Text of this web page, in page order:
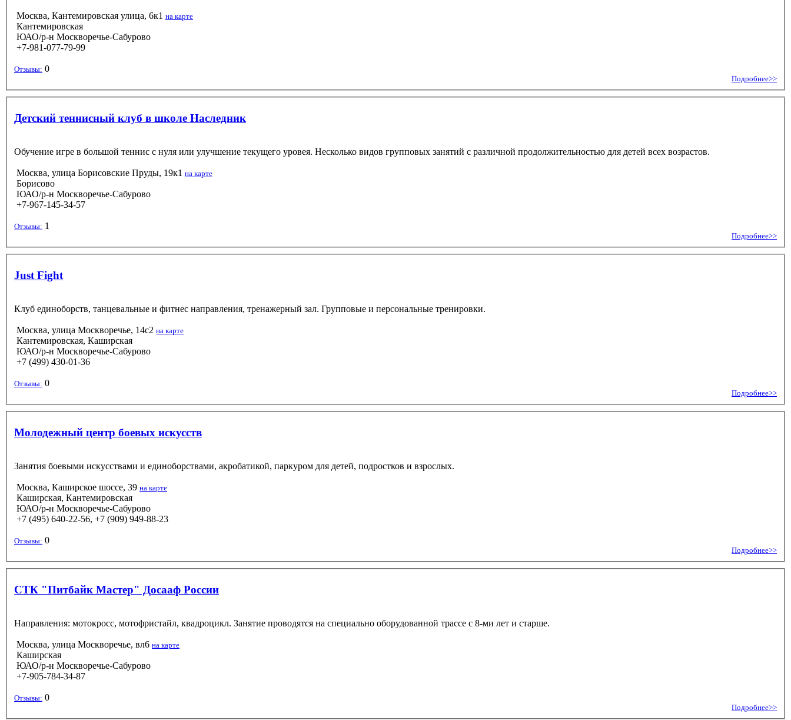
Москва, Кантемировская улица, 6к1 на карте
Кантемировская
ЮАО/р-н Москворечье-Сабурово
+7-981-077-79-99
Отзывы: 0
Подробнее>>
Детский теннисный клуб в школе Наследник
Обучение игре в большой теннис с нуля или улучшение текущего уровея. Несколько видов групповых занятий с различной продолжительностью для детей всех возрастов.
Москва, улица Борисовские Пруды, 19к1 на карте
Борисово
ЮАО/р-н Москворечье-Сабурово
+7-967-145-34-57
Отзывы: 1
Подробнее>>
Just Fight
Клуб единоборств, танцевальные и фитнес направления, тренажерный зал. Групповые и персональные тренировки.
Москва, улица Москворечье, 14с2 на карте
Кантемировская, Каширская
ЮАО/р-н Москворечье-Сабурово
+7 (499) 430-01-36
Отзывы: 0
Подробнее>>
Молодежный центр боевых искусств
Занятия боевыми искусствами и единоборствами, акробатикой, паркуром для детей, подростков и взрослых.
Москва, Каширское шоссе, 39 на карте
Каширская, Кантемировская
ЮАО/р-н Москворечье-Сабурово
+7 (495) 640-22-56, +7 (909) 949-88-23
Отзывы: 0
Подробнее>>
СТК "Питбайк Мастер" Досааф России
Направления: мотокросс, мотофристайл, квадроцикл. Занятие проводятся на специально оборудованной трассе с 8-ми лет и старше.
Москва, улица Москворечье, вл6 на карте
Каширская
ЮАО/р-н Москворечье-Сабурово
+7-905-784-34-87
Отзывы: 0
Подробнее>>